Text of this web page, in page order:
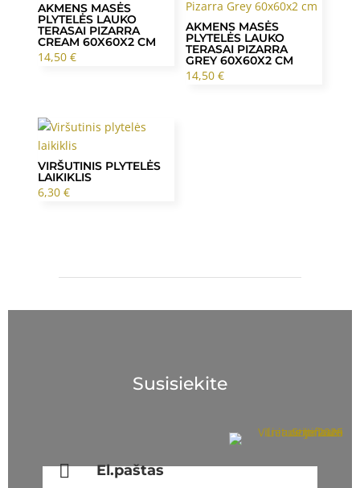
AKMENS MASĖS
PLYTELĖS LAUKO
TERASAI PIZARRA
CREAM 60X60X2 CM
14,50 €
AKMENS MASĖS
PLYTELĖS LAUKO
TERASAI PIZARRA
GREY 60X60X2 CM
14,50€
VIRŠUTINIS PLYTELĖS
LAIKIKLIS
6,30 €
Susisiekite
 El.paštas